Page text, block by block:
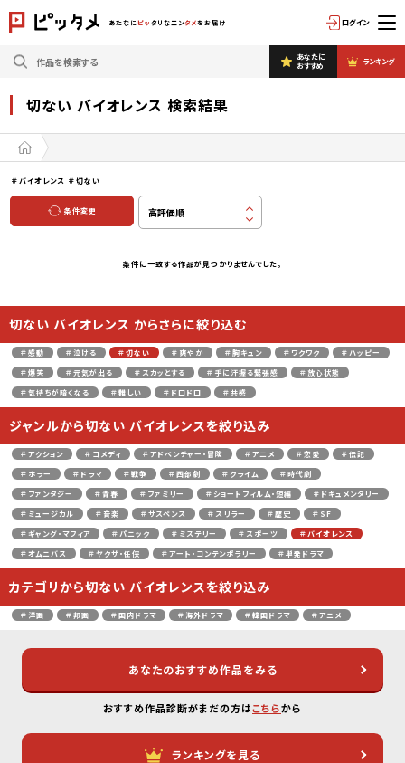
あたなに ピッ タリなエンタメをお届け ログイン
あなたに
おすすめ
ランキング
切ない バイオレンス 検索結果
＃バイオレンス ＃切ない
条件変更
条件に一致する作品が見つかりませんでした。
切ない バイオレンス からさらに絞り込む
＃感動 ＃泣ける ＃切ない ＃爽やか ＃胸キュン ＃ワクワク
＃ハッピー
＃爆笑
＃元気が出る ＃スカッとする ＃手に汗握る緊張感
＃放心状態
＃気持ちが暗くなる
＃難しい ＃ドロドロ ＃共感
ジャンルから切ない バイオレンスを絞り込み
＃アクション ＃コメディ ＃アドベンチャー・冒険 ＃アニメ ＃恋愛
＃伝記
＃ホラー
＃ドラマ ＃戦争 ＃西部劇 ＃クライム
＃時代劇
＃ファンタジー
＃青春 ＃ファミリー ＃ショートフィルム・短編
＃ドキュメンタリー
＃ミュージカル
＃音楽 ＃サスペンス ＃スリラー ＃歴史
＃SF
＃ギャング・マフィア
＃パニック ＃ミステリー ＃スポーツ
＃バイオレンス
＃オムニバス
＃ヤクザ・任侠 ＃アート・コンテンポラリー ＃単発ドラマ
カテゴリから切ない バイオレンスを絞り込み
＃洋画 ＃邦画 ＃国内ドラマ ＃海外ドラマ ＃韓国ドラマ ＃アニメ
あなたのおすすめ作品をみる
おすすめ作品診断がまだの方はこちらから
ランキングを見る